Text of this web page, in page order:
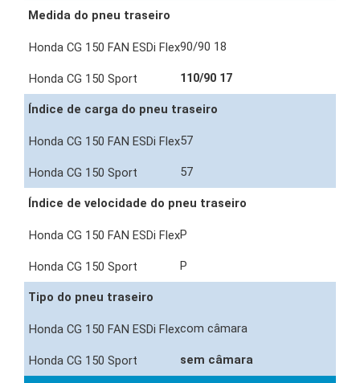
Medida do pneu traseiro
90/90 18
110/90 17
Índice de carga do pneu traseiro
57
57
Índice de velocidade do pneu traseiro
P
P
Tipo do pneu traseiro
com câmara
sem câmara